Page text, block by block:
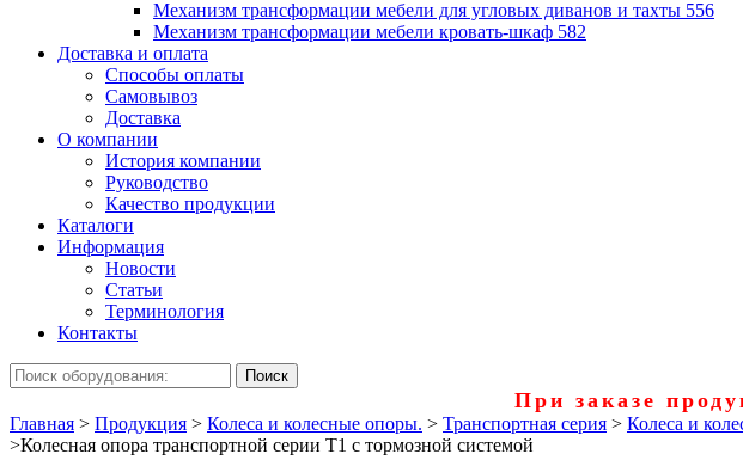
Механизм трансформации мебели для угловых диванов и тахты 556
Механизм трансформации мебели кровать-шкаф 582
Доставка и оплата
Способы оплаты
Самовывоз
Доставка
О компании
История компании
Руководство
Качество продукции
Каталоги
Информация
Новости
Статьи
Терминология
Контакты
При заказе
Главная > Продукция > Колеса и колесные опоры. > Транспортная серия > Колеса и
>Колесная опора транспортной серии Т1 с тормозной системой